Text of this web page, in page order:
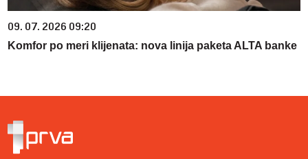
09. 07. 2026 09:20
Komfor po meri klijenata: nova linija paketa ALTA banke